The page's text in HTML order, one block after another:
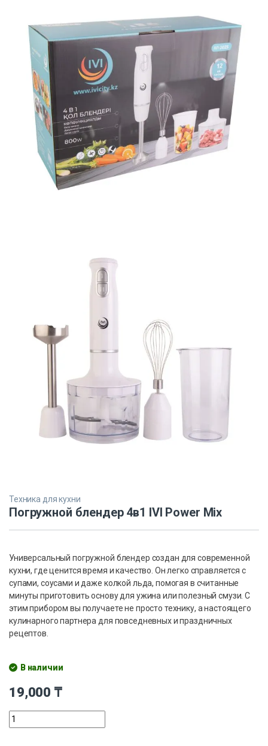
Техника для кухни
Погружной блендер 4в1 IVI Power Mix
Универсальный погружной блендер создан для современной
кухни, где ценится время и качество. Он легко справляется с
супами, соусами и даже колкой льда, помогая в считанные
минуты приготовить основу для ужина или полезный смузи. С
этим прибором вы получаете не просто технику, а настоящего
кулинарного партнера для повседневных и праздничных
рецептов.
В наличии
19,000 ₸